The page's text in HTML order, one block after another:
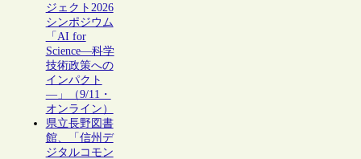
ジェクト2026
シンポジウム
「AI for
Science―科学
技術政策への
インパクト
―」（9/11・
オンライン）
県立長野図書
館、「信州デ
ジタルコモン